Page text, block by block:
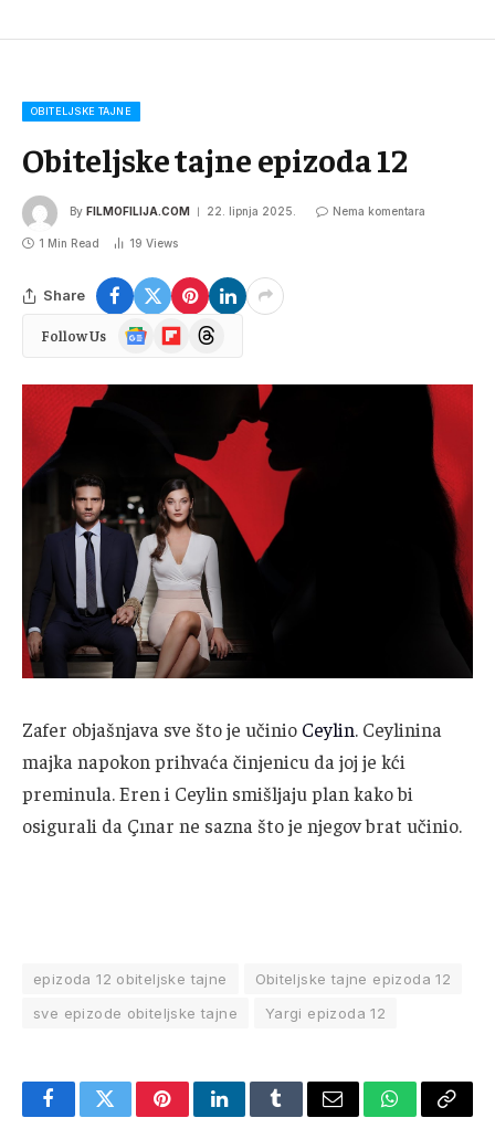
OBITELJSKE TAJNE
Obiteljske tajne epizoda 12
By FILMOFILIJA.COM 22. lipnja 2025. Nema komentara
1 Min Read 19 Views
Share
Follow Us
Google
News
FlipboardThreads
Zafer objašnjava sve što je učinio Ceylin. Ceylinina
majka napokon prihvaća činjenicu da joj je kći
preminula. Eren i Ceylin smišljaju plan kako bi
osigurali da Çınar ne sazna što je njegov brat učinio.
epizoda 12 obiteljske tajne
Obiteljske tajne epizoda 12
sve epizode obiteljske tajne
Yargi epizoda 12
FacebookTwitterPinterestLinkedInTumblrEmail WhatsApp
Copy